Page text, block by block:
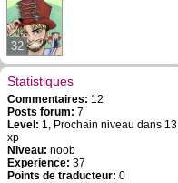
32
Statistiques
Commentaires: 12
Posts forum: 7
Level: 1, Prochain niveau dans 13
xp
Niveau: noob
Experience: 37
Points de traducteur: 0